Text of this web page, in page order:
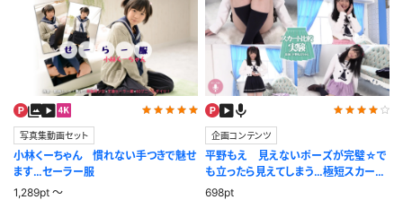
写真集動画セット
小林くーちゃん 慣れない手つきで魅せ
ます…セーラー服
1,289pt ～
企画コンテンツ
平野もえ 見えないポーズが完璧☆で
も立ったら見えてしまう…極短スカー
ト！！スカート比較実験
698pt